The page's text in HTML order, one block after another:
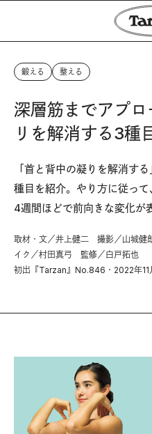
鍛える 整える
深層筋までアプ
リを解消する3種
「首と背中の凝りを解消す
種目を紹介。やり方に従って
4週間ほどで前向きな変化が
取材・文／井上健二 撮影／山城
イク／村田真弓 監修／白戸拓也
初出『Tarzan』No.846・2022年11